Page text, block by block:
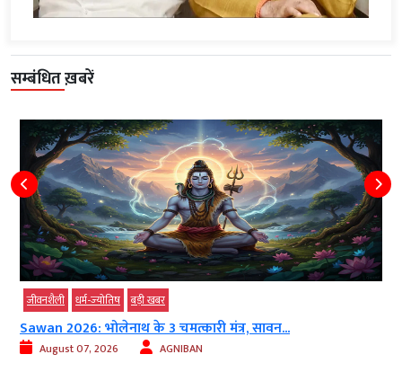
सम्बंधित ख़बरें
जीवनशैली धर्म-ज्‍योतिष बड़ी खबर
Sawan 2026: भोलेनाथ के 3 चमत्कारी मंत्र, सावन...
August 07, 2026 AGNIBAN